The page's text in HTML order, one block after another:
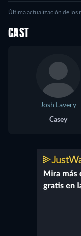
Última actualización de
CAST
Josh Lavery
Casey